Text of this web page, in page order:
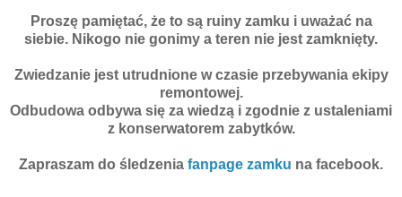
Proszę pamiętać, że to są ruiny zamku i uważać na
siebie. Nikogo nie gonimy a teren nie jest zamknięty.
Zwiedzanie jest utrudnione w czasie przebywania ekipy
remontowej.
Odbudowa odbywa się za wiedzą i zgodnie z ustaleniami
z konserwatorem zabytków.
Zapraszam do śledzenia fanpage zamku na facebook.